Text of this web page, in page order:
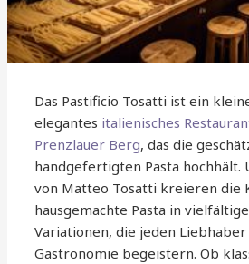
Das Pastificio Tosatti ist ein
elegantes italienisches
Prenzlauer Berg, das die
handgefertigten Pasta hochhält.
von Matteo Tosatti kreieren die
hausgemachte Pasta in
Variationen, die jeden
Gastronomie begeistern. Ob